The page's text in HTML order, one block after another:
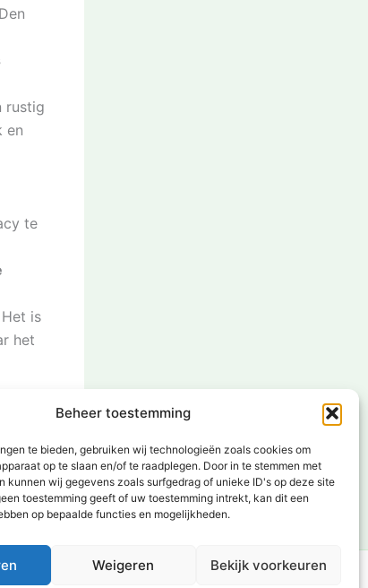
Beheer toestemming
te bieden, gebruiken wij technologieën zoals cookies om
op te slaan en/of te raadplegen. Door in te stemmen met
kunnen wij gegevens zoals surfgedrag of unieke ID's op deze site
toestemming geeft of uw toestemming intrekt, kan dit een
op bepaalde functies en mogelijkheden.
Weigeren Bekijk voorkeuren
rustig
en
te
is
het
Hoe oud is Bender? Alles over de jonge Nederlandse YouTuber